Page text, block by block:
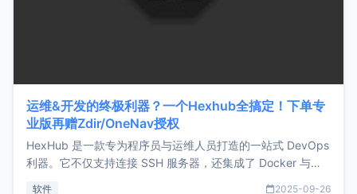
运维&开发的终极利器？一个Hexhub全搞定！下单专
业版再赠Zdir/OneNav授权
HexHub 是一款专为程序员与运维人员打造的一站式 DevOps
利器。它不仅支持连接 SSH 服务器，还集成了 Docker 与常
软件 2025-09-26